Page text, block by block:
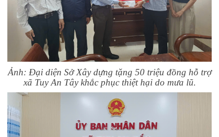
Ảnh: Đại diện Sở Xây dựng tặng 50 triệu đồng hỗ trợ
xã Tuy An Tây khắc phục thiệt hại do mưa lũ.